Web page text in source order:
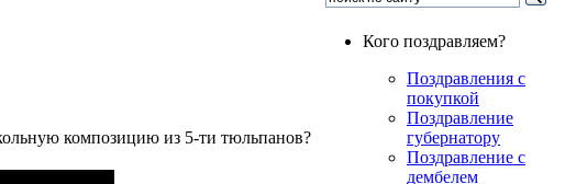
композицию из 5-ти тюльпанов?
Кого поздравляем?
Поздравления с
покупкой
Поздравление
губернатору
Поздравление с
дембелем